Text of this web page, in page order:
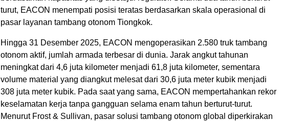
turut, EACON menempati posisi teratas berdasarkan skala operasional di
pasar layanan tambang otonom Tiongkok.
Hingga 31 Desember 2025, EACON mengoperasikan 2.580 truk tambang
otonom aktif, jumlah armada terbesar di dunia. Jarak angkut tahunan
meningkat dari 4,6 juta kilometer menjadi 61,8 juta kilometer, sementara
volume material yang diangkut melesat dari 30,6 juta meter kubik menjadi
308 juta meter kubik. Pada saat yang sama, EACON mempertahankan rekor
keselamatan kerja tanpa gangguan selama enam tahun berturut-turut.
Menurut Frost & Sullivan, pasar solusi tambang otonom global diperkirakan